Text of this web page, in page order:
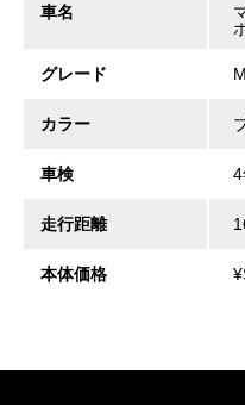
車名
グレード
カラー
車検 4
走行距離
本体価格